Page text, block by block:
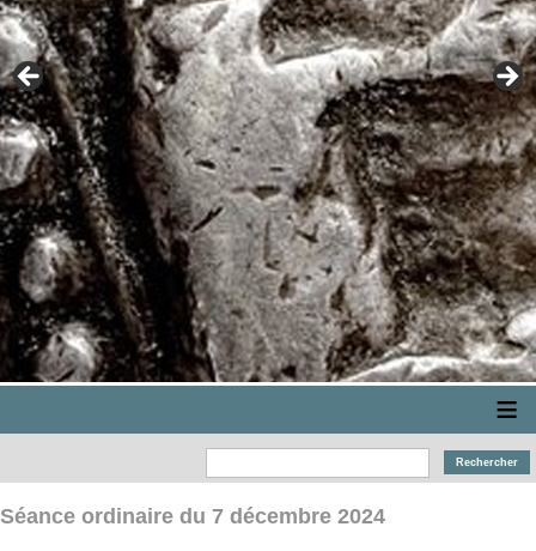
≡
Séance ordinaire du 7 décembre 2024